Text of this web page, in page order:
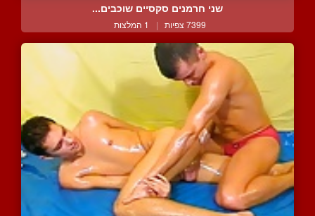
שני חרמנים סקסיים שוכבים...
7399 צפיות | 1 המלצות